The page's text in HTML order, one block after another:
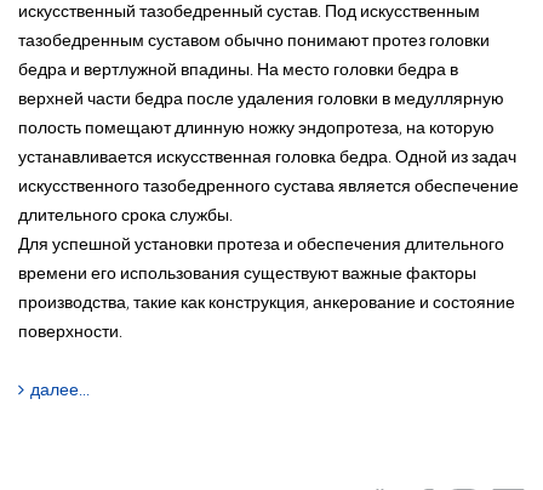
искусственный тазобедренный сустав. Под искусственным
тазобедренным суставом обычно понимают протез головки
бедра и вертлужной впадины. На место головки бедра в
верхней части бедра после удаления головки в медуллярную
полость помещают длинную ножку эндопротеза, на которую
устанавливается искусственная головка бедра. Одной из задач
искусственного тазобедренного сустава является обеспечение
длительного срока службы.
Для успешной установки протеза и обеспечения длительного
времени его использования существуют важные факторы
производства, такие как конструкция, анкерование и состояние
поверхности.
далее...